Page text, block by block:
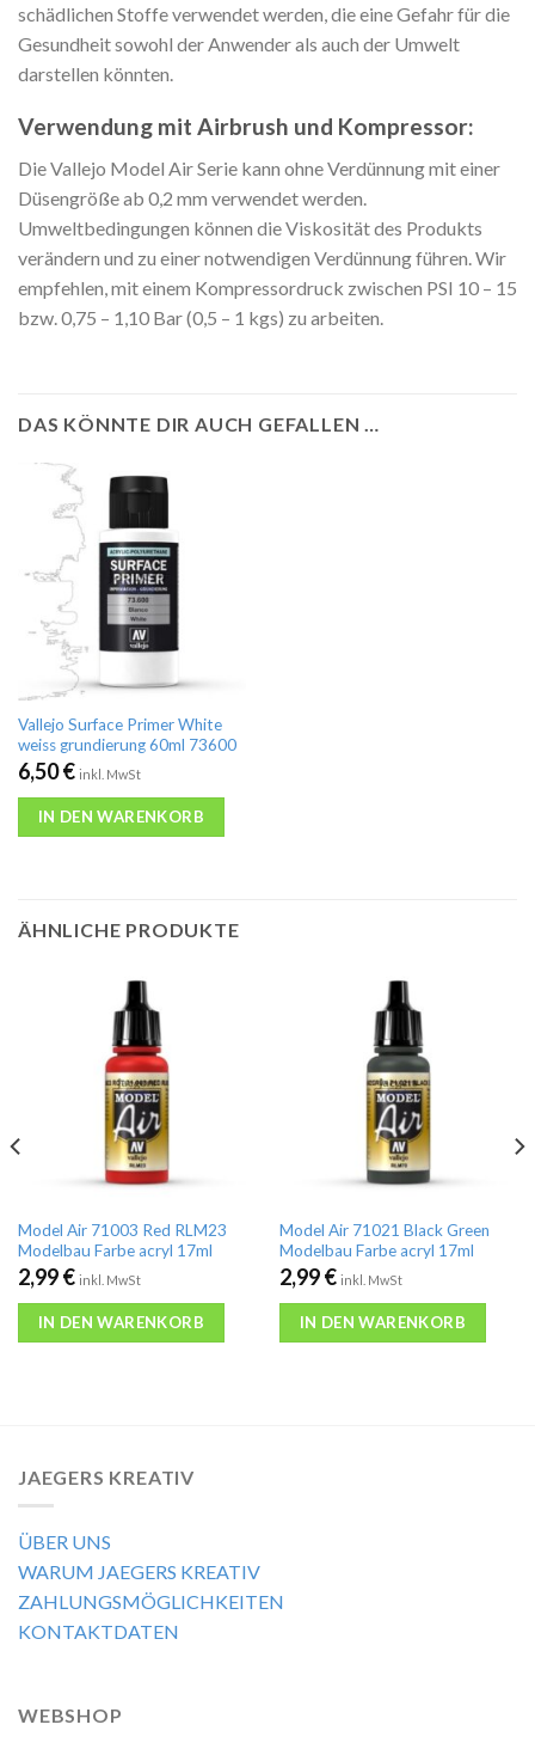
schädlichen Stoffe verwendet werden, die eine Gefahr für die
Gesundheit sowohl der Anwender als auch der Umwelt
darstellen könnten.
Verwendung mit Airbrush und Kompressor:
Die Vallejo Model Air Serie kann ohne Verdünnung mit einer
Düsengröße ab 0,2 mm verwendet werden.
Umweltbedingungen können die Viskosität des Produkts
verändern und zu einer notwendigen Verdünnung führen. Wir
empfehlen, mit einem Kompressordruck zwischen PSI 10 – 15
bzw. 0,75 – 1,10 Bar (0,5 – 1 kgs) zu arbeiten.
DAS KÖNNTE DIR AUCH GEFALLEN …
Vallejo Surface Primer White
weiss grundierung 60ml 73600
6,50€ inkl. MwSt
IN DEN WARENKORB
ÄHNLICHE PRODUKTE
Model Air 71003 Red RLM23
Modelbau Farbe acryl 17ml
2,99€ inkl. MwSt
IN DEN WARENKORB
Model Air 71021 Black Green
Modelbau Farbe acryl 17ml
2,99€ inkl. MwSt
IN DEN WARENKORB
JAEGERS KREATIV
ÜBER UNS
WARUM JAEGERS KREATIV
ZAHLUNGSMÖGLICHKEITEN
KONTAKTDATEN
WEBSHOP